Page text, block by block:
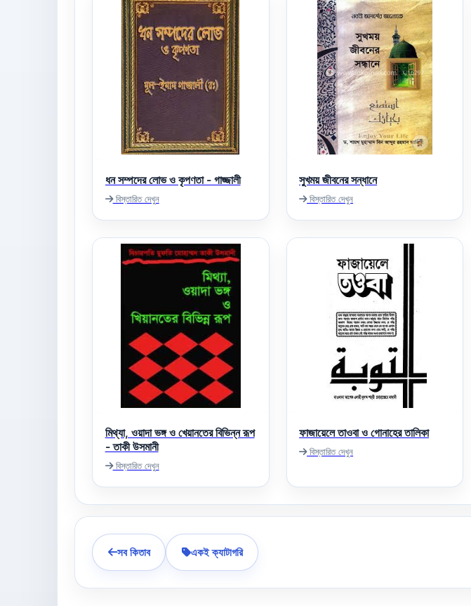
ধন সম্পদের লোভ ও কৃপণতা - গাজ্জালী
বিস্তারিত দেখুন
সুখময় জীবনের সন্ধানে
বিস্তারিত দেখুন
মিথ্যা, ওয়াদা ভঙ্গ ও খেয়ানতের বিভিন্ন রূপ
- তাকী উসমানী
বিস্তারিত দেখুন
ফাজায়েলে তাওবা ও গোনাহের তালিকা
বিস্তারিত দেখুন
সব কিতাব একই ক্যাটাগরি